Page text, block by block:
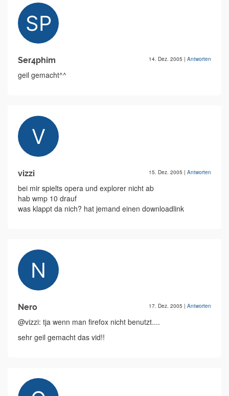
Ser4phim 14. Dez. 2005 | Antworten
geil gemacht^^
vizzi 15. Dez. 2005 | Antworten
bei mir spielts opera und explorer nicht ab
hab wmp 10 drauf
was klappt da nich? hat jemand einen downloadlink
Nero 17. Dez. 2005 | Antworten
@vizzi: tja wenn man firefox nicht benutzt....
sehr geil gemacht das vid!!